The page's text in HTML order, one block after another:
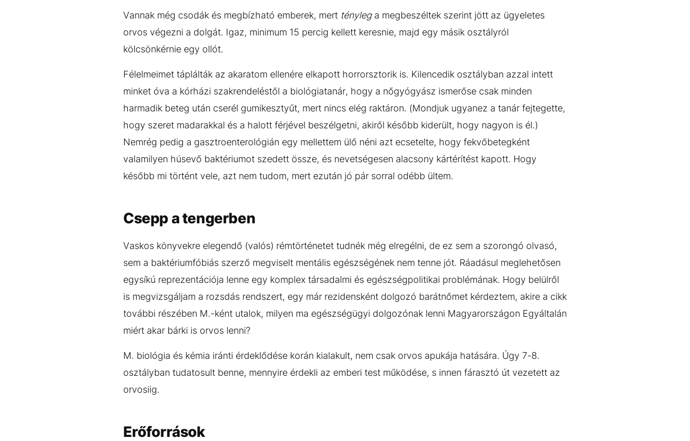
Vannak még csodák és megbízható emberek, mert ténylega megbeszéltek szerint jött az ügyeletes
orvos végezni a dolgát. Igaz, minimum 15 percig kellett keresnie, majd egy másik osztályról
kölcsönkérnie egy ollót.
Félelmeimet táplálták az akaratom ellenére elkapott horrorsztorik is. Kilencedik osztályban azzal intett
minket óva a kórházi szakrendeléstől a biológiatanár, hogy a nőgyógyász ismerőse csak minden
harmadik beteg után cserél gumikesztyűt, mert nincs elég raktáron. (Mondjuk ugyanez a tanár fejtegette,
hogy szeret madarakkal és a halott férjével beszélgetni, akiről később kiderült, hogy nagyon is él.)
Nemrég pedig a gasztroenterológián egy mellettem ülő néni azt ecsetelte, hogy fekvőbetegként
valamilyen húsevő baktériumot szedett össze, és nevetségesen alacsony kártérítést kapott. Hogy
később mi történt vele, azt nem tudom, mert ezután jó pár sorral odébb ültem.
Csepp a tengerben
Vaskos könyvekre elegendő (valós) rémtörténetet tudnék még elregélni, de ez sem a szorongó olvasó,
sem a baktériumfóbiás szerző megviselt mentális egészségének nem tenne jót. Ráadásul meglehetősen
egysíkú reprezentációja lenne egy komplex társadalmi és egészségpolitikai problémának. Hogy belülről
is megvizsgáljam a rozsdás rendszert, egy már rezidensként dolgozó barátnőmet kérdeztem, akire a cikk
további részében M.-ként utalok, milyen ma egészségügyi dolgozónak lenni Magyarországon Egyáltalán
miért akar bárki is orvos lenni?
M. biológia és kémia iránti érdeklődése korán kialakult, nem csak orvos apukája hatására. Úgy 7-8.
osztályban tudatosult benne, mennyire érdekli az emberi test működése, s innen fárasztó út vezetett az
orvosiig.
Erőforrások